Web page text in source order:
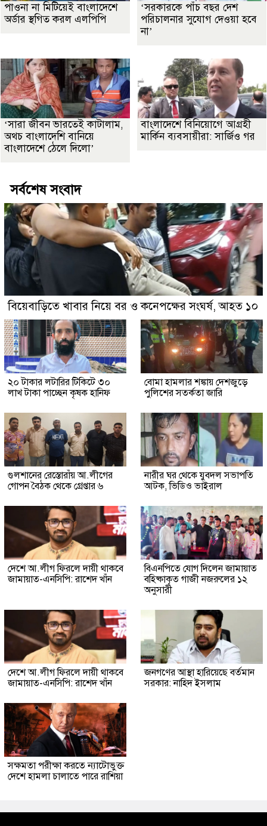
পাওনা না মিটিয়েই বাংলাদেশে
অর্ডার স্থগিত করল এলপিপি
‘সরকারকে পাঁচ বছর দেশ
পরিচালনার সুযোগ দেওয়া হবে
না’
‘সারা জীবন ভারতেই কাটালাম,
অথচ বাংলাদেশি বানিয়ে
বাংলাদেশে ঠেলে দিলো’
বাংলাদেশে বিনিয়োগে আগ্রহী
মার্কিন ব্যবসায়ীরা: সার্জিও গর
সর্বশেষ সংবাদ
বিয়েবাড়িতে খাবার নিয়ে বর ও কনেপক্ষের সংঘর্ষ, আহত ১০
২০ টাকার লটারির টিকিটে ৩০
লাখ টাকা পাচ্ছেন কৃষক হানিফ
বোমা হামলার শঙ্কায় দেশজুড়ে
পুলিশের সতর্কতা জারি
গুলশানের রেস্তোরাঁয় আ.লীগের
গোপন বৈঠক থেকে গ্রেপ্তার ৬
নারীর ঘর থেকে যুবদল সভাপতি
আটক, ভিডিও ভাইরাল
দেশে আ.লীগ ফিরলে দায়ী থাকবে
জামায়াত-এনসিপি: রাশেদ খাঁন
বিএনপিতে যোগ দিলেন জামায়াত
বহিষ্কাকৃত গাজী নজরুলের ১২
অনুসারী
দেশে আ.লীগ ফিরলে দায়ী থাকবে
জামায়াত-এনসিপি: রাশেদ খাঁন
জনগণের আস্থা হারিয়েছে বর্তমান
সরকার: নাহিদ ইসলাম
সক্ষমতা পরীক্ষা করতে ন্যাটোভুক্ত
দেশে হামলা চালাতে পারে রাশিয়া